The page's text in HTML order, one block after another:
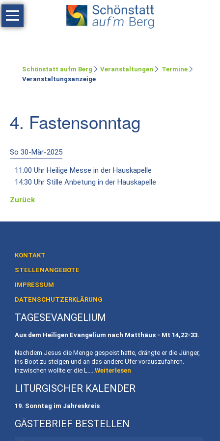
Navigation
überspringen
Erholen
Räumlichkeiten
Zimmer
Ferienwohnung
Heiligtum
/
Buchen
Veranstaltungen
Initiativen
Referenten
Kinder
Schönstatt aufm Berg Veranstaltungen
Termine
Veranstaltungsanzeige
4. Fastensonntag
So 30-Mär-2025
11:00 Uhr Heilige Messe in der Hauskapelle
14:30 Uhr Stille Anbetung in der Hauskapelle
Zurück
KONTAKT
STELLENANGEBOTE
IMPRESSUM
DATENSCHUTZERKLÄRUNG
TAGESEVANGELIUM
Aus dem Heiligen Evangelium nach Matthäus - Mt 14,22-33.
Nachdem Jesus die Menge gespeist hatte, drängte er die Jünger,
ins Boot zu steigen und an das andere Ufer vorauszufahren.
Inzwischen wollte er die L..... Weiterlesen
LITURGISCHER KALENDER
19. Sonntag im Jahreskreis
GÄSTEBRIEF BESTELLEN